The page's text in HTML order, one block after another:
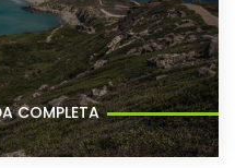
COMPLETA